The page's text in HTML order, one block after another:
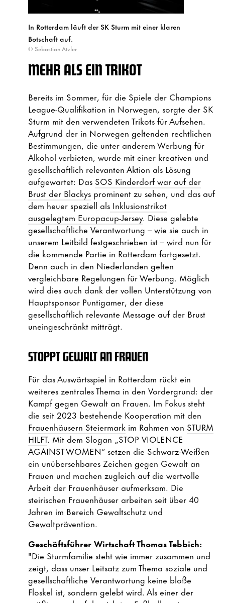
In Rotterdam läuft der SK Sturm mit einer klaren
Botschaft auf.
© Sebastian Atzler
MEHR ALS EIN TRIKOT
Bereits im Sommer, für die Spiele der Champions
League-Qualifikation in Norwegen, sorgte der SK
Sturm mit den verwendeten Trikots für Aufsehen.
Aufgrund der in Norwegen geltenden rechtlichen
Bestimmungen, die unter anderem Werbung für
Alkohol verbieten, wurde mit einer kreativen und
gesellschaftlich relevanten Aktion als Lösung
aufgewartet: Das SOS Kinderdorf war auf der
Brust der Blackys prominent zu sehen, und das auf
dem heuer speziell als Inklusionstrikot
ausgelegtem Europacup-Jersey. Diese gelebte
gesellschaftliche Verantwortung – wie sie auch in
unserem Leitbild festgeschrieben ist – wird nun für
die kommende Partie in Rotterdam fortgesetzt.
Denn auch in den Niederlanden gelten
vergleichbare Regelungen für Werbung. Möglich
wird dies auch dank der vollen Unterstützung von
Hauptsponsor Puntigamer, der diese
gesellschaftlich relevante Message auf der Brust
uneingeschränkt mitträgt.
STOPPT GEWALT AN FRAUEN
Für das Auswärtsspiel in Rotterdam rückt ein
weiteres zentrales Thema in den Vordergrund: der
Kampf gegen Gewalt an Frauen. Im Fokus steht
die seit 2023 bestehende Kooperation mit den
Frauenhäusern Steiermark im Rahmen von STURM
HILFT. Mit dem Slogan „STOP VIOLENCE
AGAINST WOMEN“ setzen die Schwarz-Weißen
ein unübersehbares Zeichen gegen Gewalt an
Frauen und machen zugleich auf die wertvolle
Arbeit der Frauenhäuser aufmerksam. Die
steirischen Frauenhäuser arbeiten seit über 40
Jahren im Bereich Gewaltschutz und
Gewaltprävention.
Geschäftsführer Wirtschaft Thomas Tebbich:
"Die Sturmfamilie steht wie immer zusammen und
zeigt, dass unser Leitsatz zum Thema soziale und
gesellschaftliche Verantwortung keine bloße
Floskel ist, sondern gelebt wird. Als einer der